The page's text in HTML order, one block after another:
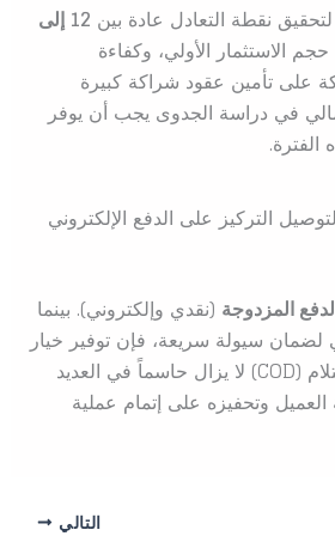
نقطة التعادل عادة بين
12 إلى
الاستثمار الأولي، وكفاءة
على تأمين عقود شراكة كبيرة
في دراسة الجدوى يجب أن يوفر
التركيز على الدفع الإلكتروني
المزدوجة(نقدي وإلكتروني). بينما
لضمان سيولة سريعة، فإن توفير خيار
الدفع النقدي عند الاستلام (COD) لا يزال حاسماً في العديد
وتحفيزه على إتمام عملية
التالي